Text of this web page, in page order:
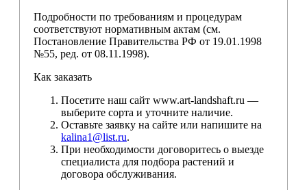
Подробности по требованиям и процедурам
соответствуют нормативным актам (см.
Постановление Правительства РФ от 19.01.1998
№55, ред. от 08.11.1998).
Как заказать
Посетите наш сайт www.art-landshaft.ru —
выберите сорта и уточните наличие.
Оставьте заявку на сайте или напишите на
kalina1@list.ru.
При необходимости договоритесь о выезде
специалиста для подбора растений и
договора обслуживания.